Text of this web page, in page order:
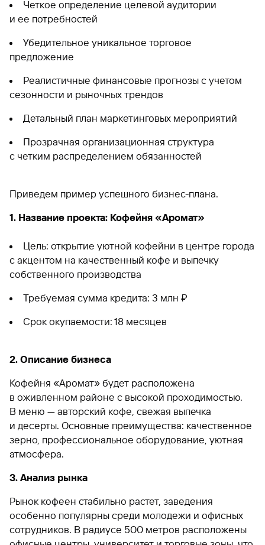
Четкое определение целевой аудитории
и ее потребностей
Убедительное уникальное торговое
предложение
Реалистичные финансовые прогнозы с учетом
сезонности и рыночных трендов
Детальный план маркетинговых мероприятий
Прозрачная организационная структура
с четким распределением обязанностей
Приведем пример успешного бизнес-плана.
1. Название проекта: Кофейня «Аромат»
Цель: открытие уютной кофейни в центре города
с акцентом на качественный кофе и выпечку
собственного производства
Требуемая сумма кредита: 3 млн ₽
Срок окупаемости: 18 месяцев
2. Описание бизнеса
Кофейня «Аромат» будет расположена
в оживленном районе с высокой проходимостью.
В меню — авторский кофе, свежая выпечка
и десерты. Основные преимущества: качественное
зерно, профессиональное оборудование, уютная
атмосфера.
3. Анализ рынка
Рынок кофеен стабильно растет, заведения
особенно популярны среди молодежи и офисных
сотрудников. В радиусе 500 метров расположены